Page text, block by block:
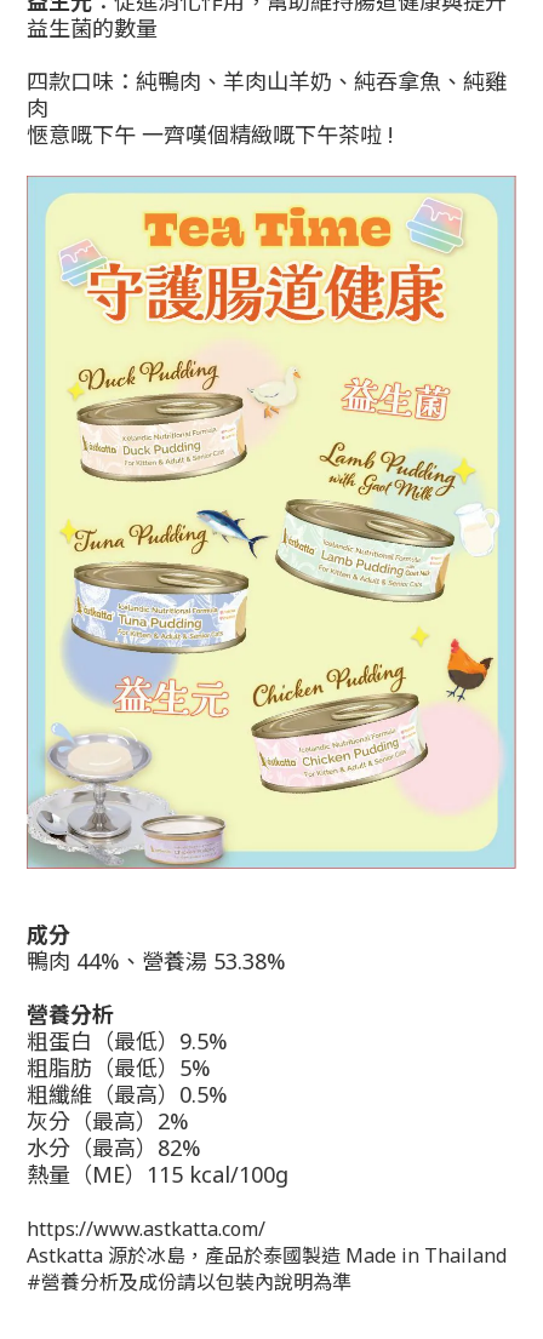
益生菌的數量
四款口味：純鴨肉、羊肉山羊奶、 純吞拿魚、純雞
肉
愜意嘅下午 一齊嘆個精緻嘅下午茶啦 !
成分
鴨肉 44% 、 營養湯 53.38%
營養分析
粗蛋白（最低）9.5%
粗脂肪（最低）5%
粗纖維（最高）0.5%
灰分（最高）2%
水分（最高）82%
熱量（ME） 115 kcal/100g
https://www.astkatta.com/
Astkatta 源於冰島，產品於泰國製造 Made in Thailand
#營養分析及成份請以包裝內說明為準